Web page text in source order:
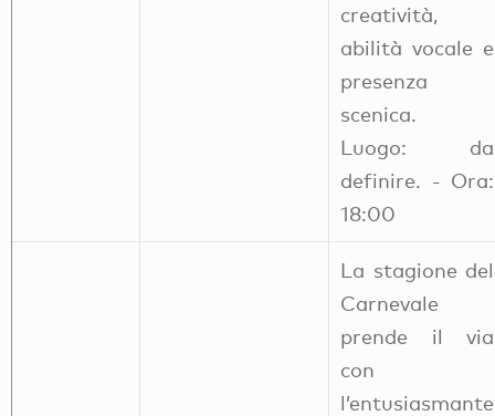
creatività,
abilità vocale e
presenza
scenica.
Luogo: da
definire. - Ora:
18:00
La stagione del
Carnevale
prende il via
con
l’entusiasmante